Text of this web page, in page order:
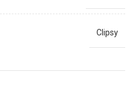
Clipsy